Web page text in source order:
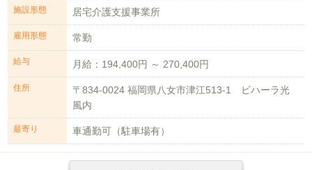
施設形態 居宅介護支援事業所
雇用形態 常勤
給与 月給：194,400円 ～ 270,400円
住所
〒834-0024 福岡県八女市津江513-1 ビハーラ光
風内
最寄り 車通勤可（駐車場有）